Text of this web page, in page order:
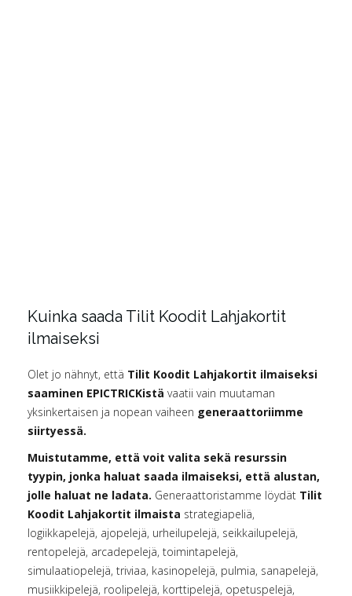
Kuinka saada Tilit Koodit Lahjakortit
ilmaiseksi
Olet jo nähnyt, että Tilit Koodit Lahjakortit ilmaiseksi
saaminen EPICTRICKistä vaatii vain muutaman
yksinkertaisen ja nopean vaiheen generaattoriimme
siirtyessä.
Muistutamme, että voit valita sekä resurssin
tyypin, jonka haluat saada ilmaiseksi, että alustan,
jolle haluat ne ladata. Generaattoristamme löydät Tilit
Koodit Lahjakortit ilmaista strategiapeliä,
logiikkapelejä, ajopelejä, urheilupelejä, seikkailupelejä,
rentopelejä, arcadepelejä, toimintapelejä,
simulaatiopelejä, triviaa, kasinopelejä, pulmia, sanapelejä,
musiikkipelejä, roolipelejä, korttipelejä, opetuspelejä,